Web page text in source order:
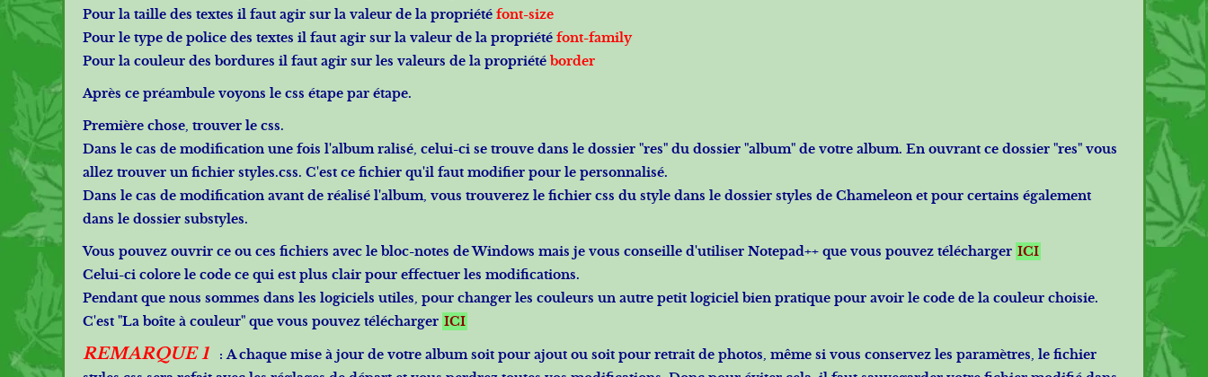
Pour la taille des textes il faut agir sur la valeur de la propriété font-size
Pour le type de police des textes il faut agir sur la valeur de la propriété font-family
Pour la couleur des bordures il faut agir sur les valeurs de la propriété border
Après ce préambule voyons le css étape par étape.
Première chose, trouver le css.
Dans le cas de modification une fois l'album ralisé, celui-ci se trouve dans le dossier "res" du dossier "album" de votre album. En ouvrant ce dossier "res" vous
allez trouver un fichier styles.css. C'est ce fichier qu'il faut modifier pour le personnalisé.
Dans le cas de modification avant de réalisé l'album, vous trouverez le fichier css du style dans le dossier styles de Chameleon et pour certains également
dans le dossier substyles.
Vous pouvez ouvrir ce ou ces fichiers avec le bloc-notes de Windows mais je vous conseille d'utiliser Notepad++ que vous pouvez télécharger ICI
Celui-ci colore le code ce qui est plus clair pour effectuer les modifications.
Pendant que nous sommes dans les logiciels utiles, pour changer les couleurs un autre petit logiciel bien pratique pour avoir le code de la couleur choisie.
C'est "La boîte à couleur" que vous pouvez télécharger ICI
REMARQUE 1: A chaque mise à jour de votre album soit pour ajout ou soit pour retrait de photos, même si vous conservez les paramètres, le fichier